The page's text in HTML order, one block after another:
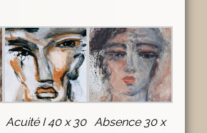
Acuité I 40 x 30
Absence 30 x